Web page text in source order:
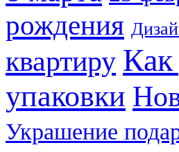
рождения
квартиру Как
упаковки
Украшение